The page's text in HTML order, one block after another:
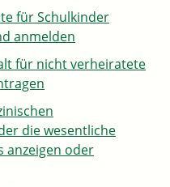
für Schulkinder
anmelden
für nicht verheiratete
die wesentliche
anzeigen oder